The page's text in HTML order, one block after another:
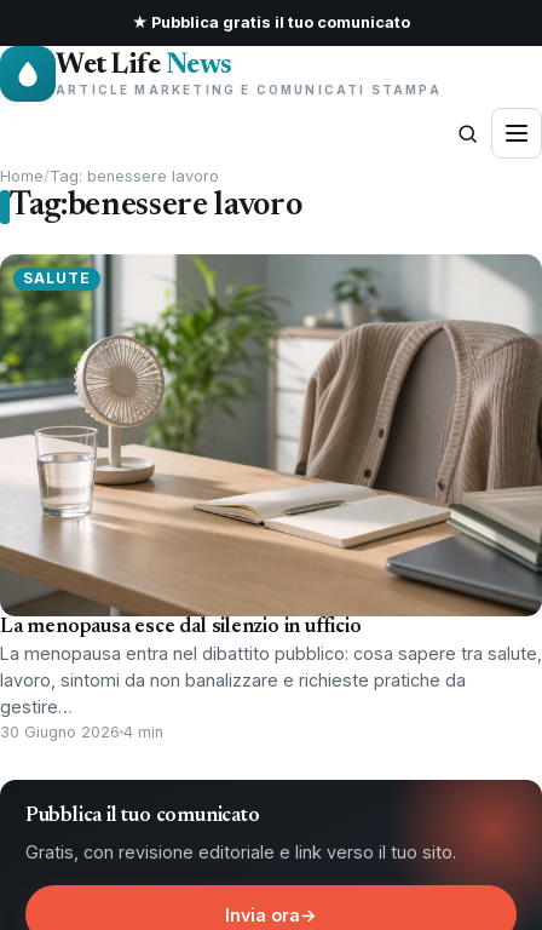
★ Pubblica gratis il tuo comunicato
Wet Life News
ARTICLE MARKETING E COMUNICATI STAMPA
Home/Tag: benessere lavoro
Tag:benessere lavoro
SALUTE
La menopausa esce dal silenzio in ufficio
La menopausa entra nel dibattito pubblico: cosa sapere tra salute,
lavoro, sintomi da non banalizzare e richieste pratiche da
gestire…
30 Giugno 2026 4 min
Pubblica il tuo comunicato
Gratis, con revisione editoriale e link verso il tuo sito.
Invia ora→